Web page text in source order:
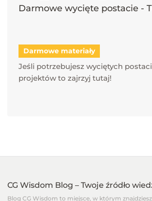
Darmowe wycięte postacie -
Darmowe materiały
Jeśli potrzebujesz wyciętych
projektów to zajrzyj tutaj!
CG Wisdom Blog – Twoje źródło
Blog CG Wisdom to miejsce, w którym